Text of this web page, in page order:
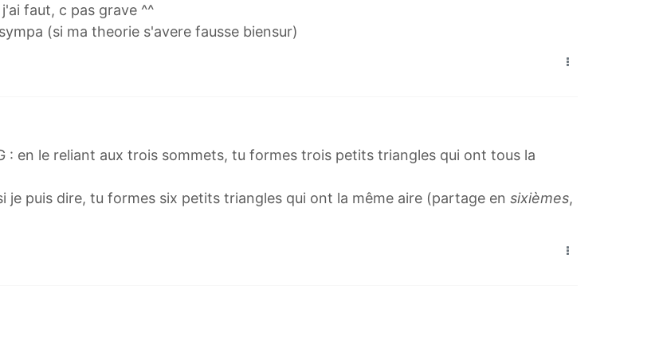
faut, c pas grave ^^
(si ma theorie s'avere fausse biensur)
: en le reliant aux trois sommets, tu formes trois petits triangles qui ont tous la
je puis dire, tu formes six petits triangles qui ont la même aire (partage en sixièmes,